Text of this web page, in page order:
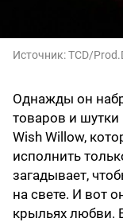
Источник:TCD/
Однажды он
товаров и шутки
Wish Willow,
исполнить
загадывает,
на свете. И вот
крыльях любви.